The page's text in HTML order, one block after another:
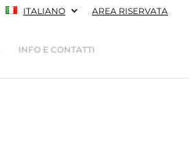
ITALIANO AREA RISERVATA
INFO E CONTATTI